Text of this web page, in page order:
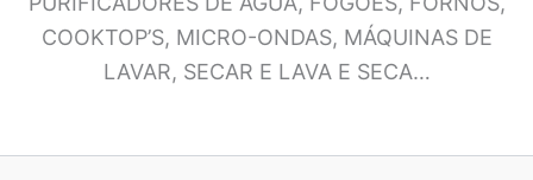
COOKTOP’S, MICRO-ONDAS, MÁQUINAS DE
LAVAR, SECAR E LAVA E SECA…